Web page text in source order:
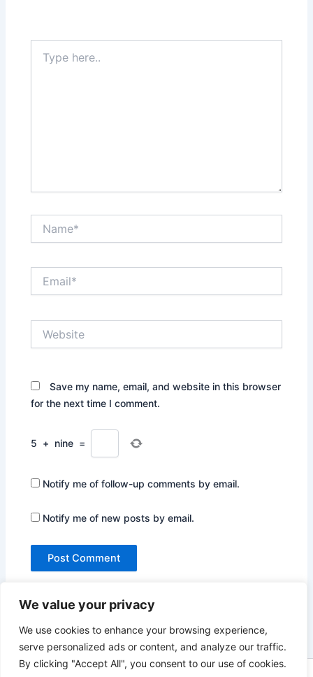
We value your privacy
We use cookies to enhance your browsing experience,
serve personalized ads or content, and analyze our traffic.
By clicking "Accept All", you consent to our use of cookies.
here..
Save my name, email, and website in this browser
for the next time I comment.
5 + nine =
Notify me of follow-up comments by email.
Notify me of new posts by email.